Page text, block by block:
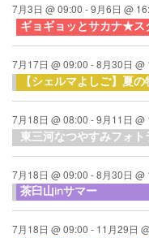
7月3日 @ 09:00 -9月6日 @
ギョギョッとサカナ★ス
7月17日 @ 09:00 -8月30日 @
【シェルマよしご】夏
7月18日 @ 08:00 -9月11日 @
東三河なつやすみフォト
7月18日 @ 09:00 -8月30日 @
茶臼山inサマー
7月18日 @ 09:00 - 11月29日